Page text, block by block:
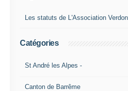
Les statuts de L'Association
Catégories
St André les Alpes -
Canton de Barrême